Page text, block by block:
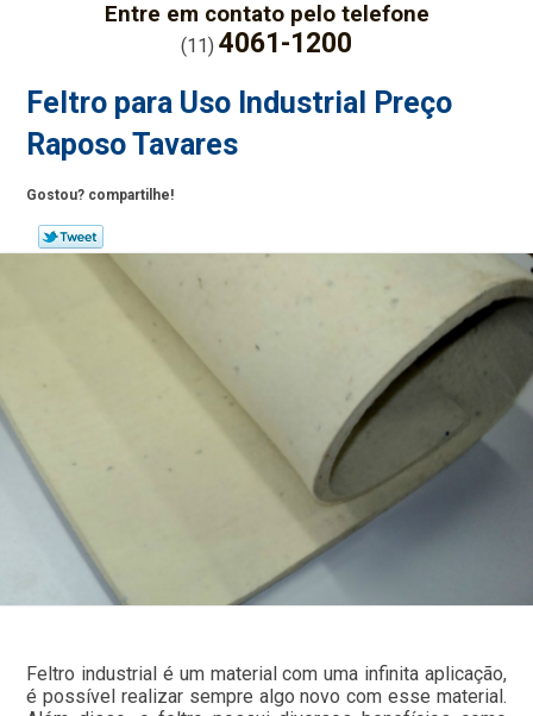
Entre em contato pelo telefone
(11) 4061-1200
Feltro para Uso Industrial Preço
Raposo Tavares
Gostou? compartilhe!
Feltro industrial é um material com uma infinita aplicação,
é possível realizar sempre algo novo com esse material.